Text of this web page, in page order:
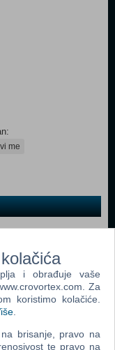
me
i obrađuje vaše
Za
koristimo kolačiće.
brisanje, pravo na
te pravo na